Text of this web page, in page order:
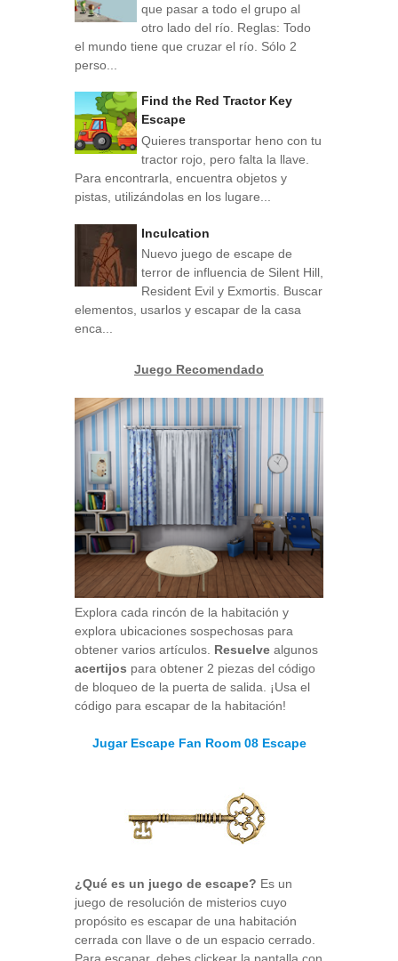
que pasar a todo el grupo al
otro lado del río. Reglas: Todo
el mundo tiene que cruzar el río. Sólo 2
perso...
Find the Red Tractor Key
Escape
Quieres transportar heno con tu
tractor rojo, pero falta la llave.
Para encontrarla, encuentra objetos y
pistas, utilizándolas en los lugare...
Inculcation
Nuevo juego de escape de
terror de influencia de Silent Hill,
Resident Evil y Exmortis. Buscar
elementos, usarlos y escapar de la casa
enca...
Juego Recomendado
Explora cada rincón de la habitación y
explora ubicaciones sospechosas para
obtener varios artículos. Resuelve algunos
acertijos para obtener 2 piezas del código
de bloqueo de la puerta de salida. ¡Usa el
código para escapar de la habitación!
Jugar Escape Fan Room 08 Escape
¿Qué es un juego de escape? Es un
juego de resolución de misterios cuyo
propósito es escapar de una habitación
cerrada con llave o de un espacio cerrado.